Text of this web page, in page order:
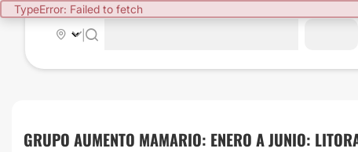
TypeError: Failed to fetch
|
GRUPO AUMENTO MAMARIO: ENERO A JUNIO: